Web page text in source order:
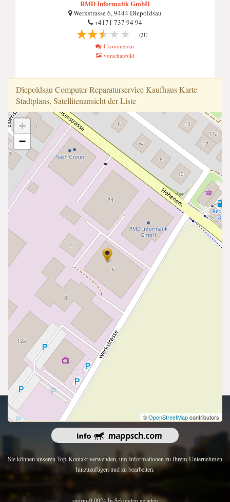
RMD Informatik GmbH
Werkstrasse 6, 9444 Diepoldsau
+4171 737 94 94
(21)
4 kommentar
vorschaubild
Di̇epoldsau Computer-Reparaturservi̇ce Kaufhaus Karte
Stadtplans, Satellitenansicht der Liste
+
−
©OpenStreetMapcontributors
Urheberrecht 2026 | Alle Rechte vorbehalten.
Sie können unseren Top-Kontakt verwenden, um Informationen zu Ihrem Unternehmen
hinzuzufügen und zu bearbeiten.
snorm-0.0024 In Sekunden geladen